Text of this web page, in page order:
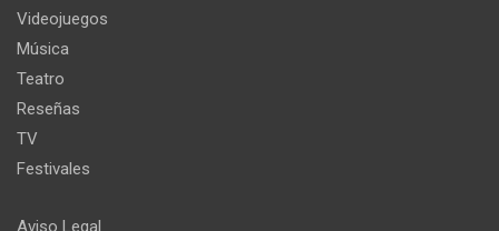
Videojuegos
Música
Teatro
Reseñas
TV
Festivales
Aviso Legal